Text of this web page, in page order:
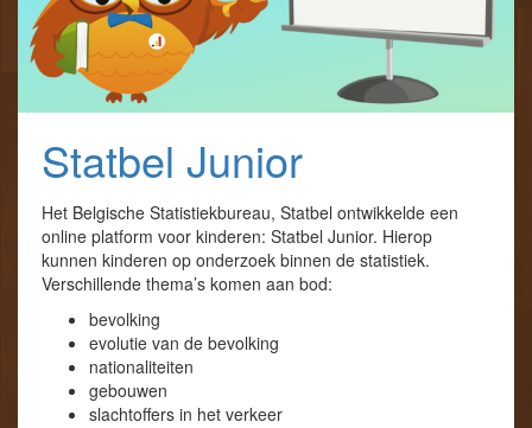
Statbel Junior
Het Belgische Statistiekbureau, Statbel ontwikkelde een
online platform voor kinderen: Statbel Junior. Hierop
kunnen kinderen op onderzoek binnen de statistiek.
Verschillende thema’s komen aan bod:
bevolking
evolutie van de bevolking
nationaliteiten
gebouwen
slachtoffers in het verkeer